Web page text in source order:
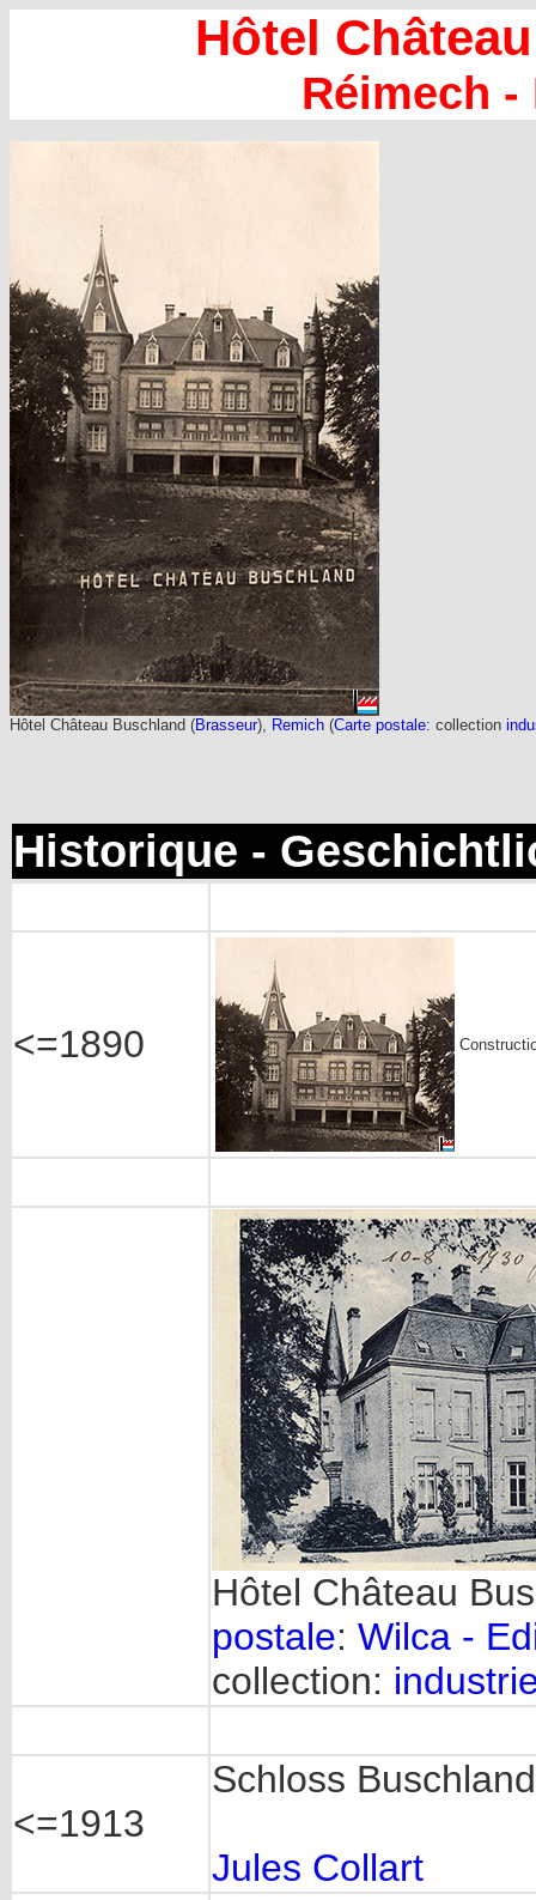
Hôtel
Réimech -
Hôtel Château Buschland (Brasseur), Remich (Carte postale: collection
Historique -
<=1890
Hôtel Château
postale: Wilca -
collection:
<=1913
Schloss
Jules Collart